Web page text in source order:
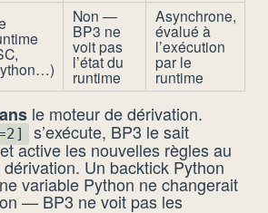
Non —
BP3 ne
voit pas
l’état du
runtime
Asynchrone,
évalué à
l’exécution
par le
runtime
le moteur de dérivation.
s’exécute, BP3 le sait
active les nouvelles règles au
Un backtick Python
variable Python ne changerait
— BP3 ne voit pas les